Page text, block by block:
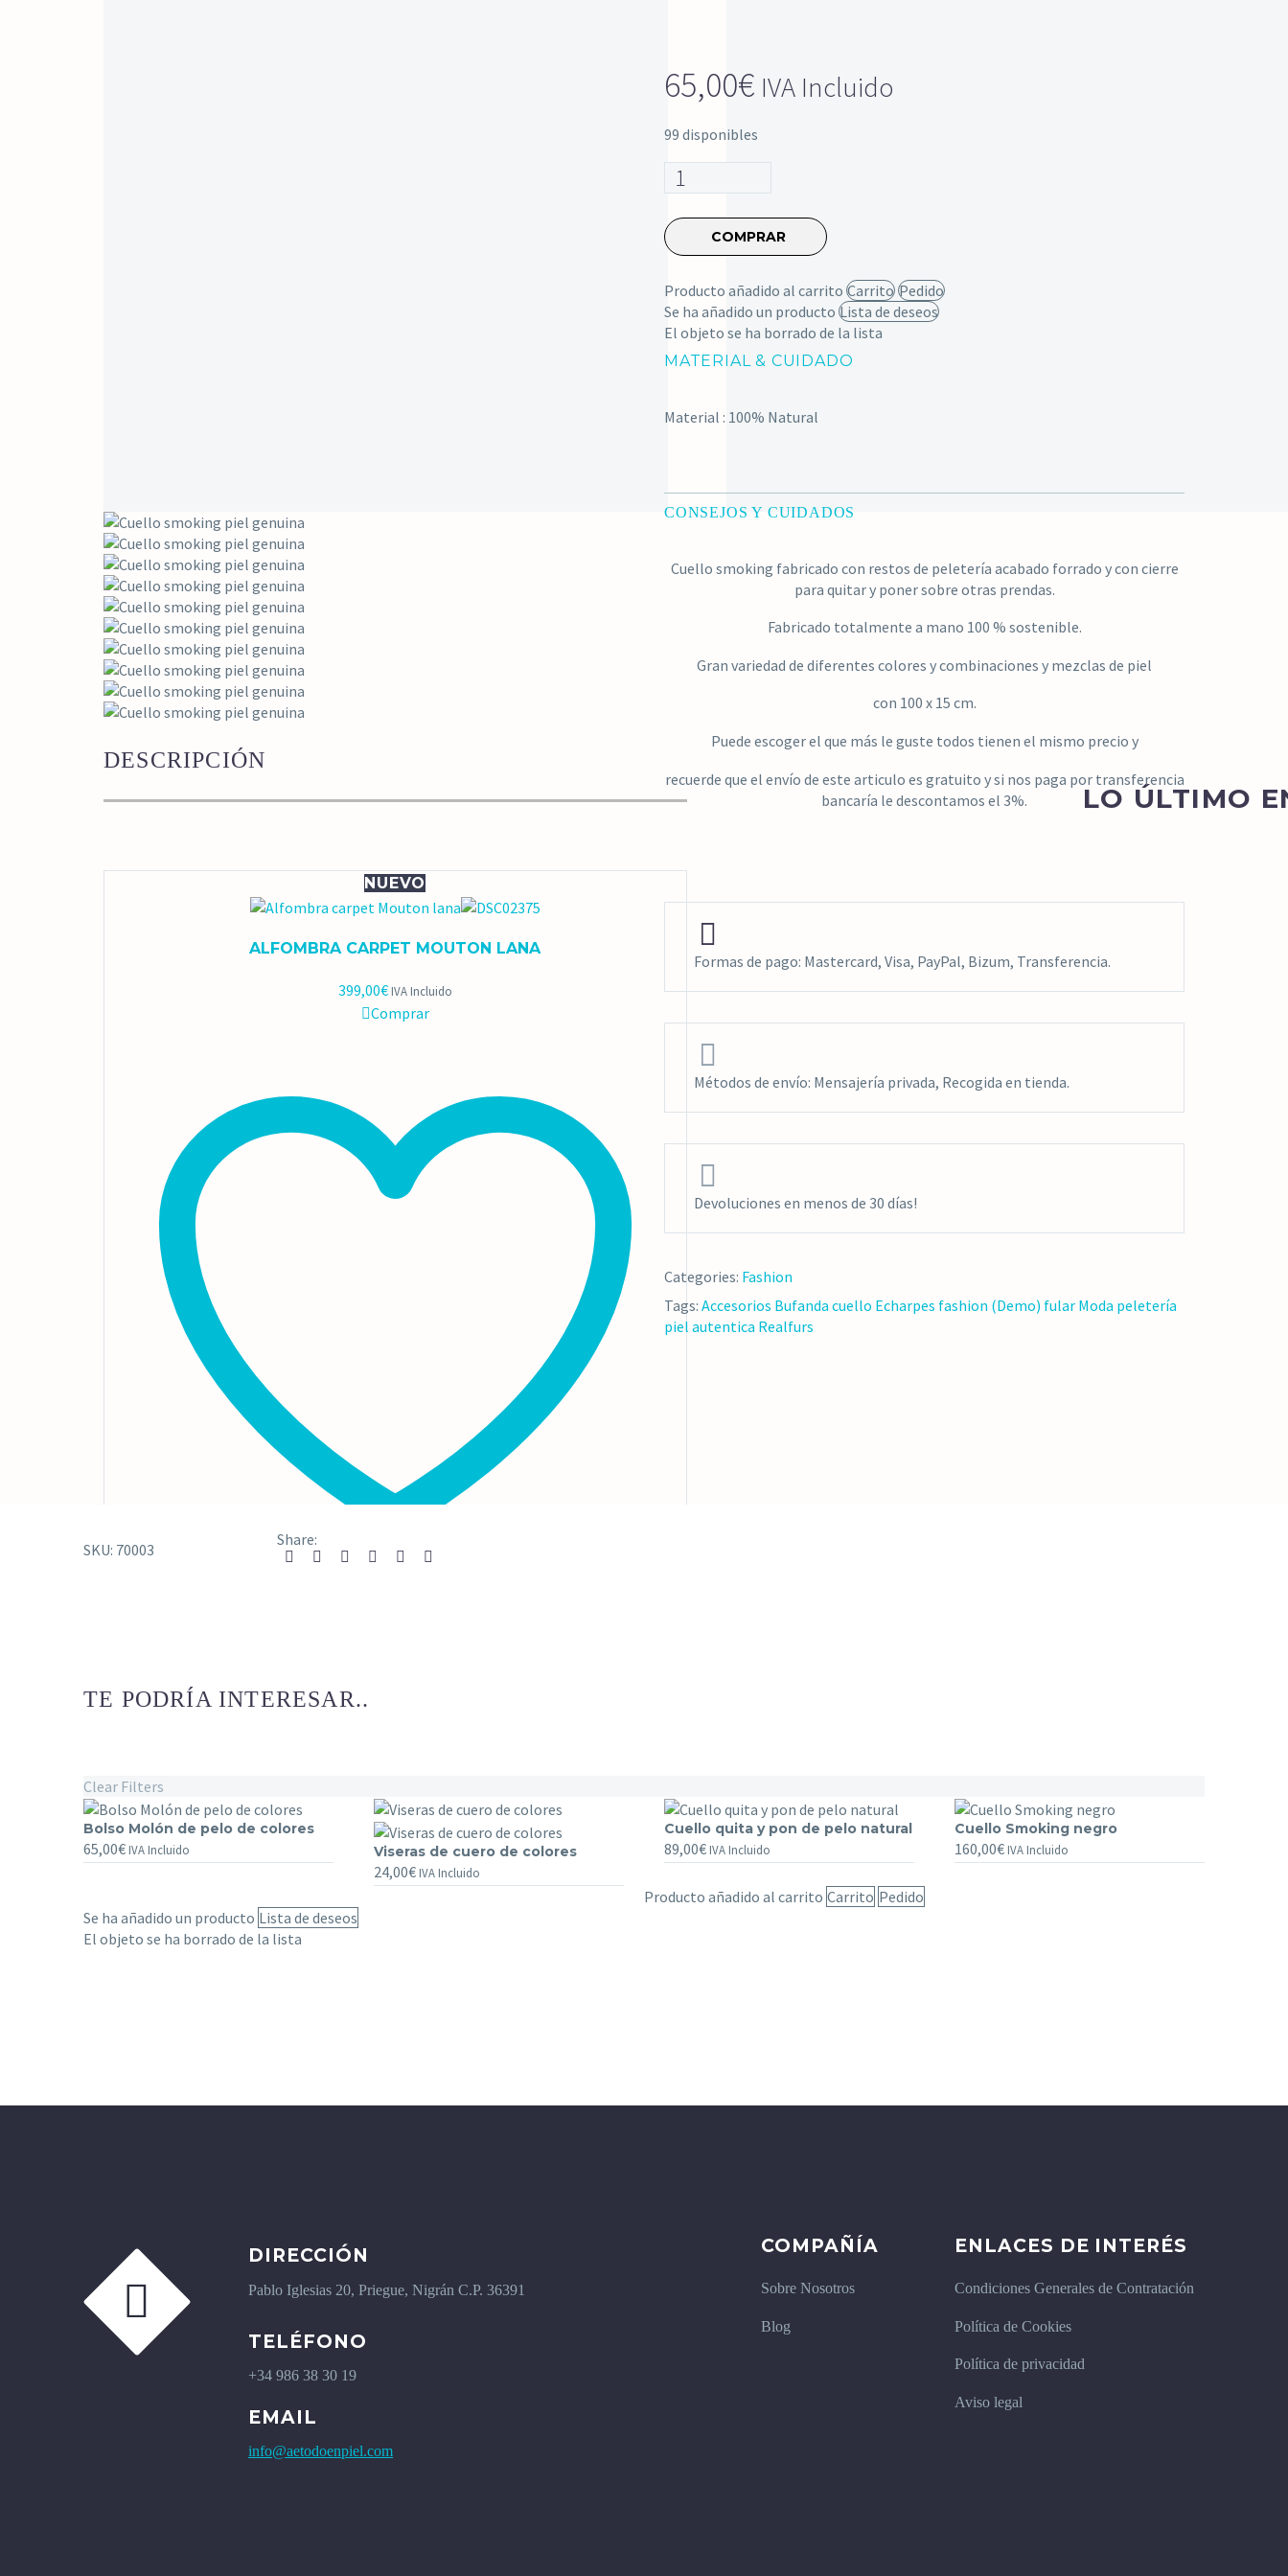
DESCRIPCIÓN
LO ÚLTIMO
NUEVO
ALFOMBRA CARPET MOUTON LANA
399,00€ IVA Incluido
Comprar
65,00€ IVA Incluido
99 disponibles
Cuello
smoking
piel
genuina
cantidad
COMPRAR
Producto añadido al carrito Carrito Pedido
Se ha añadido un producto Lista de deseos
El objeto se ha borrado de la lista
MATERIAL & CUIDADO
Material : 100% Natural
CONSEJOS Y CUIDADOS
Cuello smoking fabricado con restos de peletería acabado forrado y con cierre
para quitar y poner sobre otras prendas.
Fabricado totalmente a mano 100 % sostenible.
Gran variedad de diferentes colores y combinaciones y mezclas de piel
con 100 x 15 cm.
Puede escoger el que más le guste todos tienen el mismo precio y
recuerde que el envío de este articulo es gratuito y si nos paga por transferencia
bancaría le descontamos el 3%.


Formas de pago: Mastercard, Visa, PayPal, Bizum, Transferencia.


Métodos de envío: Mensajería privada, Recogida en tienda.


Devoluciones en menos de 30 días!
Categories: Fashion
Tags: Accesorios Bufanda cuello Echarpes fashion (Demo) fular Moda peletería
piel autentica Realfurs
SKU: 70003
Share:
TE PODRÍA INTERESAR..
Clear Filters
Bolso
Molón
de
colores
Bolso Molón de pelo de colores
65,00€ IVA Incluido
Viseras
de
Viseras de cuero de colores
24,00€ IVA Incluido
Cuello
quita
pon
Cuello quita y pon de pelo natural
89,00€ IVA Incluido
Cuello
Smoking
Cuello Smoking negro
160,00€ IVA Incluido
Producto añadido al carrito Carrito Pedido
Se ha añadido un producto Lista de deseos
El objeto se ha borrado de la lista


DIRECCIÓN
Pablo Iglesias 20, Priegue, Nigrán C.P. 36391
TELÉFONO
+34 986 38 30 19
EMAIL
info@aetodoenpiel.com
COMPAÑÍA
Sobre Nosotros
Blog
ENLACES DE INTERÉS
Condiciones Generales de Contratación
Política de Cookies
Política de privacidad
Aviso legal